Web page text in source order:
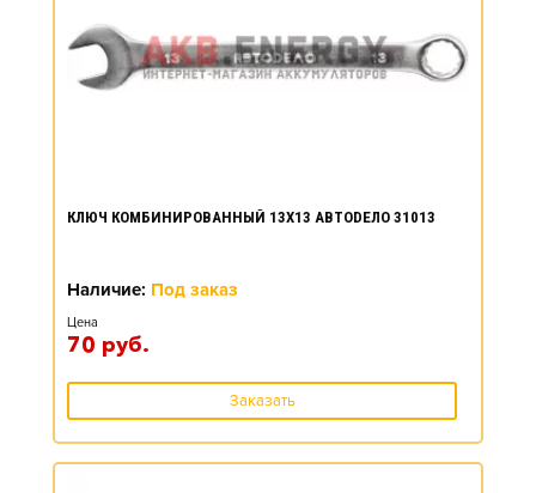
КЛЮЧ КОМБИНИРОВАННЫЙ 13X13 АВТОDЕЛО 31013
Наличие: Под заказ
Цена
70 руб.
Заказать